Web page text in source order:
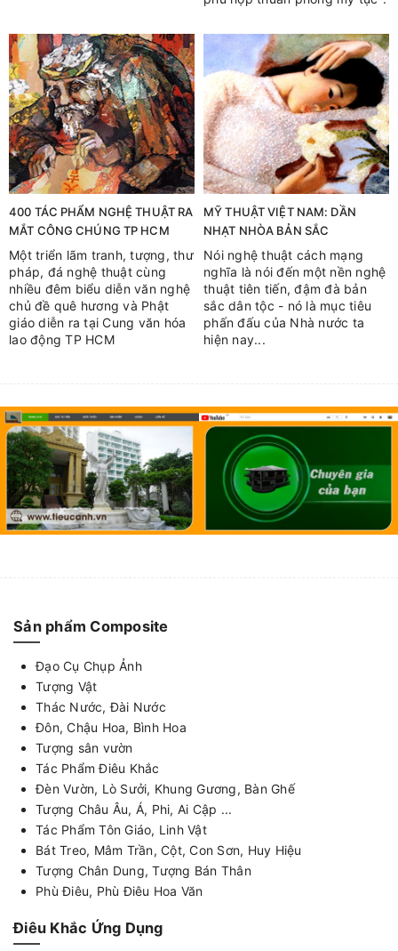
400 TÁC PHẨM NGHỆ THUẬT RA
MẮT CÔNG CHÚNG TP HCM
Một triển lãm tranh, tượng, thư
pháp, đá nghệ thuật cùng
nhiều đêm biểu diễn văn nghệ
chủ đề quê hương và Phật
giáo diễn ra tại Cung văn hóa
lao động TP HCM
MỸ THUẬT VIỆT NAM: DẦN
NHẠT NHÒA BẢN SẮC
Nói nghệ thuật cách mạng
nghĩa là nói đến một nền nghệ
thuật tiên tiến, đậm đà bản
sắc dân tộc - nó là mục tiêu
phấn đấu của Nhà nước ta
hiện nay...
Sản phẩm Composite
Đạo Cụ Chụp Ảnh
Tượng Vật
Thác Nước, Đài Nước
Đôn, Chậu Hoa, Bình Hoa
Tượng sân vườn
Tác Phẩm Điêu Khắc
Đèn Vườn, Lò Sưởi, Khung Gương, Bàn Ghế
Tượng Châu Âu, Á, Phi, Ai Cập ...
Tác Phẩm Tôn Giáo, Linh Vật
Bát Treo, Mâm Trần, Cột, Con Sơn, Huy Hiệu
Tượng Chân Dung, Tượng Bán Thân
Phù Điêu, Phù Điêu Hoa Văn
Điêu Khắc Ứng Dụng